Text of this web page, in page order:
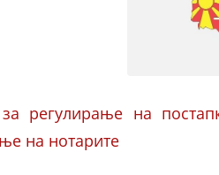
регулирање на
на нотарите